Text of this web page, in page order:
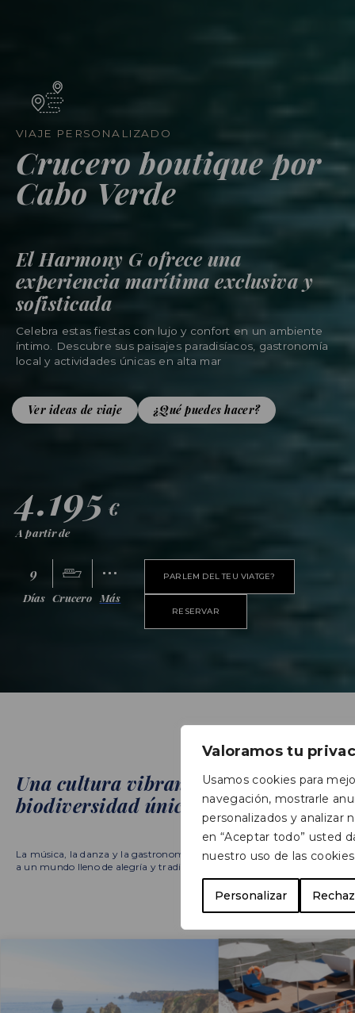
Valoramos tu
Usamos cookies para
navegación, mostrarle
personalizados y analizar
en “Aceptar todo” usted
nuestro uso de las
Personalizar
VIAJE PERSONALIZADO
Crucero boutique por
Cabo Verde
El Harmony G ofrece una
experiencia marítima exclusiva y
sofisticada
Celebra estas fiestas con lujo y confort en un ambiente
íntimo. Descubre sus paisajes paradisíacos, gastronomía
local y actividades únicas en alta mar
Ver ideas de viaje ¿Qué puedes hacer?
4.195 €
A partir de
9
Días Crucero Más
PARLEM DEL TEU VIATGE?
RESERVAR
Una cultura vibrante y una
biodiversidad única
La música, la danza y la gastronomía te transportarán
a un mundo lleno de alegría y tradición